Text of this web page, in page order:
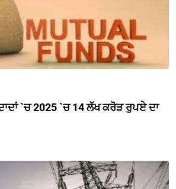
`ਚ 2025 `ਚ 14 ਲੱਖ ਕਰੋੜ ਰੁਪਏ ਦਾ